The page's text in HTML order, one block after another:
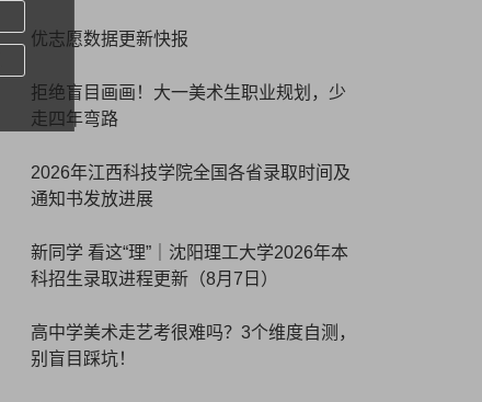
优志愿数据更新快报
拒绝盲目画画！大一美术生职业规划，少
走四年弯路
2026年江西科技学院全国各省录取时间及
通知书发放进展
新同学 看这“理”｜沈阳理工大学2026年本
科招生录取进程更新（8月7日）
高中学美术走艺考很难吗？3个维度自测，
别盲目踩坑！